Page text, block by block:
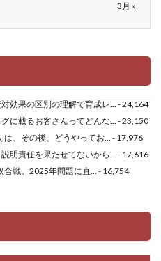
3月 »
効果の区別の理解で育成レ... - 24,164
に載るお客さんってどんな... - 23,150
は、その後、どうやってお... - 17,976
明責任を果たせてないから... - 17,616
合戦。2025年問題に直... - 16,754